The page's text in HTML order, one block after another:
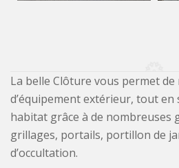
La belle Clôture vous permet
d’équipement extérieur, tout
habitat grâce à de nombreuses
grillages, portails, portillon de
d’occultation.